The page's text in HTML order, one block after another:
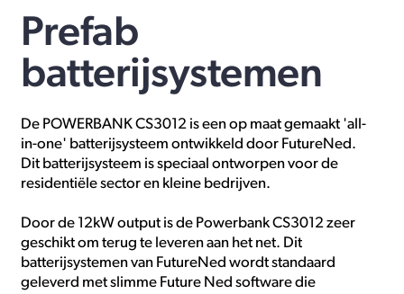
Prefab
batterijsystemen
De POWERBANK CS3012 is een op maat gemaakt 'all-
in-one' batterijsysteem ontwikkeld door FutureNed.
Dit batterijsysteem is speciaal ontworpen voor de
residentiële sector en kleine bedrijven.
Door de 12kW output is de Powerbank CS3012 zeer
geschikt om terug te leveren aan het net. Dit
batterijsystemen van FutureNed wordt standaard
geleverd met slimme Future Ned software die